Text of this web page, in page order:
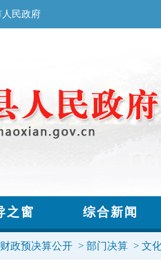
财政预决算公开 > 部门决算 > 文